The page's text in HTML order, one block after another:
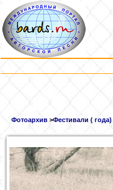
Фотоархив >Фестивали ( года)